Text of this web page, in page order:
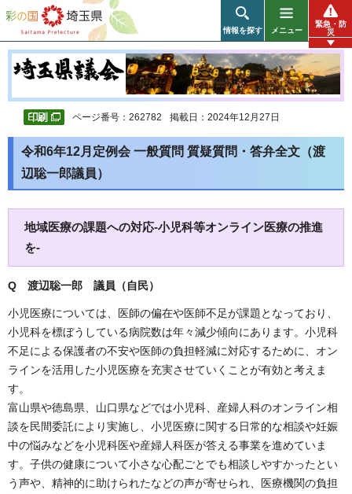
彩の国 埼玉県
情報を探す メニュー
緊急・防
災
ページ番号：262782 掲載日：2024年12月27日
令和6年12月定例会 一般質問 質疑質問・答弁全文（渡
辺聡一郎議員）
地域医療の課題への対応-小児科等オンライン医療の推進
を-
Q 渡辺聡一郎 議員（自民）
小児医療については、医師の偏在や医師不足が課題となっており、
小児科を標ぼうしている病院数は年々減少傾向にあります。小児科
不足による保護者の不安や医師の負担軽減に対応するために、オン
ラインを活用した小児医療を充実させていくことが有効と考えま
す。
富山県や徳島県、山口県などでは小児科、産婦人科のオンライン相
談を民間委託により実施し、小児医療に関する日常的な相談や妊娠
中の悩みなどを小児科医や産婦人科医が答える事業を進めていま
す。子供の健康について小さな心配ごとでも相談しやすかったとい
う声や、精神的に助けられたなどの声が寄せられ、医療機関の負担